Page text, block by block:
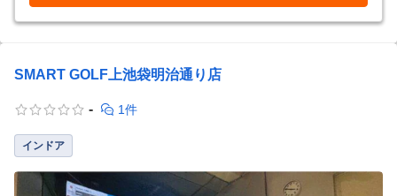
SMART GOLF上池袋明治通り店
- 1件
インドア